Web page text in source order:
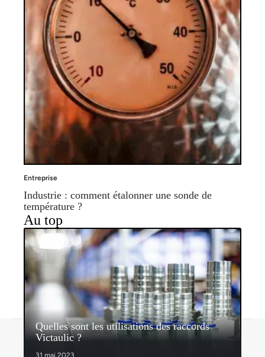
Entreprise
Industrie : comment étalonner une sonde de
température ?
Au top
Quelles sont les utilisations des raccords
Victaulic ?
31 mai 2023
Contact Mentions légales Sitemap